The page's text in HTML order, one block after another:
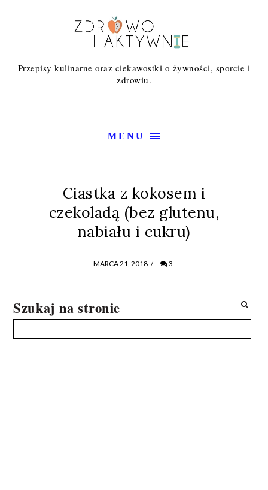
Przepisy kulinarne oraz ciekawostki o żywności, sporcie i
zdrowiu.
MENU
Ciastka z kokosem i
czekoladą (bez glutenu,
nabiału i cukru)
MARCA 21, 2018 / 3
Szukaj na stronie